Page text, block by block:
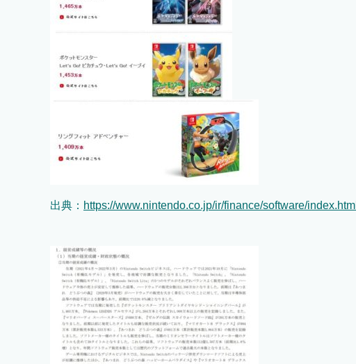
出典： https://www.nintendo.co.jp/ir/finance/software/index.html